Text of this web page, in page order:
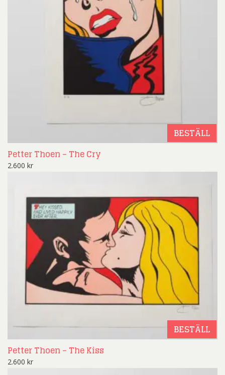
BESTÄLL
Petter Thoen – The Cry
2.600 kr
BESTÄLL
Petter Thoen – The Kiss
2.600 kr